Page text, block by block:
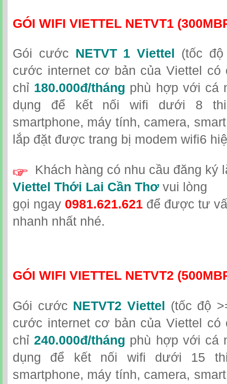
GÓI WIFI VIETTEL NETVT1
Gói cước NETVT 1 Viettel
(tốc
cước internet cơ bản của Viettel
chỉ 180.000đ/tháng phù hợp với cá
dụng để kết nối wifi dưới 8
smartphone, máy tính, camera,
lắp đặt được trang bị modem wifi6
Khách hàng có nhu cầu đăng ký
Viettel Thới Lai Cần Thơ vui lòng
gọi ngay 0981.621.621 để được tư
nhanh nhất nhé.
GÓI WIFI VIETTEL NETVT2
Gói cước NETVT2 Viettel (tốc độ
cước internet cơ bản của Viettel
chỉ240.000đ/tháng phù hợp với cá
dụng để kết nối wifi dưới 15
smartphone, máy tính, camera,